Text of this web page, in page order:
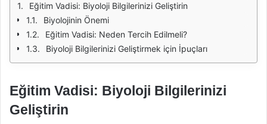
Eğitim Vadisi: Biyoloji Bilgilerinizi Geliştirin
Biyolojinin Önemi
Eğitim Vadisi: Neden Tercih Edilmeli?
Biyoloji Bilgilerinizi Geliştirmek için İpuçları
Eğitim Vadisi: Biyoloji Bilgilerinizi
Geliştirin